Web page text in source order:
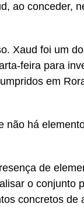
ao conceder,
Xaud foi um
feira para
em
não há
de
o conjunto
concretos de